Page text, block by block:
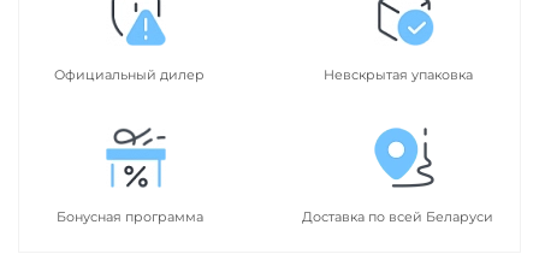
Официальный дилер Невскрытая упаковка
Бонусная программа Доставка по всей Беларуси